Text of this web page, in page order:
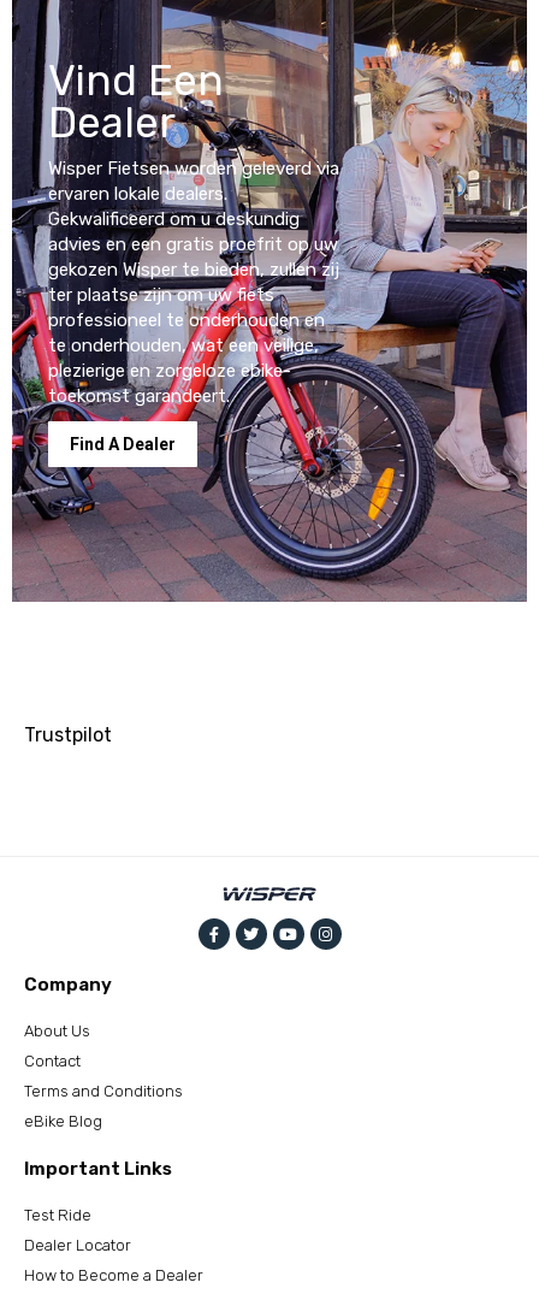
Vind Een
Dealer
Wisper Fietsen worden geleverd via
ervaren lokale dealers.
Gekwalificeerd om u deskundig
advies en een gratis proefrit op uw
gekozen Wisper te bieden, zullen zij
ter plaatse zijn om uw fiets
professioneel te onderhouden en
te onderhouden, wat een veilige,
plezierige en zorgeloze ebike-
toekomst garandeert.
Find A Dealer
Trustpilot
Company
About Us
Contact
Terms and Conditions
eBike Blog
Important Links
Test Ride
Dealer Locator
How to Become a Dealer